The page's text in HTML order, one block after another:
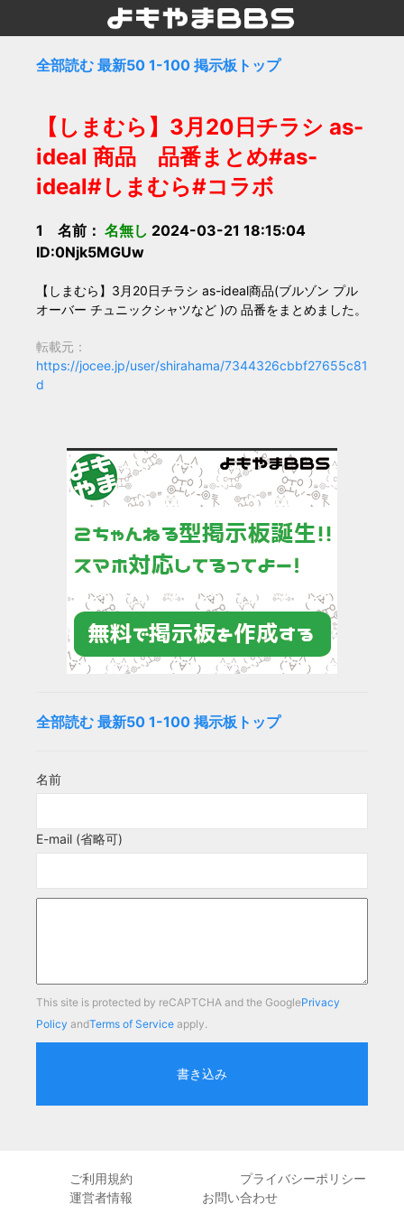
全部読む 最新50 1-100 掲示板トップ
【しまむら】3月20日チラシ as-
ideal 商品 品番まとめ#as-
ideal#しまむら#コラボ
1 名前： 名無し 2024-03-21 18:15:04
ID:0Njk5MGUw
【しまむら】3月20日チラシ as-ideal商品(ブルゾン プル
オーバー チュニックシャツなど )の 品番をまとめました。
転載元：
https://jocee.jp/user/shirahama/7344326cbbf27655c81
d
全部読む 最新50 1-100 掲示板トップ
名前
E-mail (省略可)
This site is protected by reCAPTCHA and the GooglePrivacy
Policy andTerms of Service apply.
書き込み
ご利用規約
プライバシーポリシー
運営者情報
お問い合わせ